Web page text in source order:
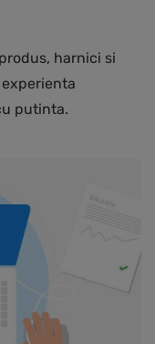
harnici si
putinta.